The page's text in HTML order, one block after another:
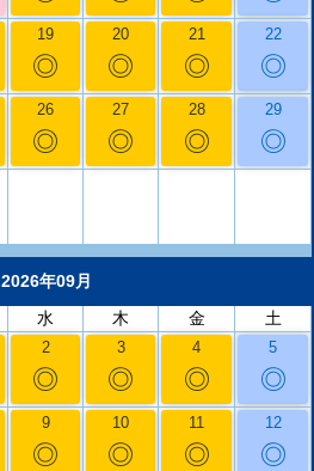
19
◎
20
◎
21
◎
22
◎
26
◎
27
◎
28
◎
29
◎
2026年09月
水 木 金 土
2
◎
3
◎
4
◎
5
◎
9
◎
10
◎
11
◎
12
◎